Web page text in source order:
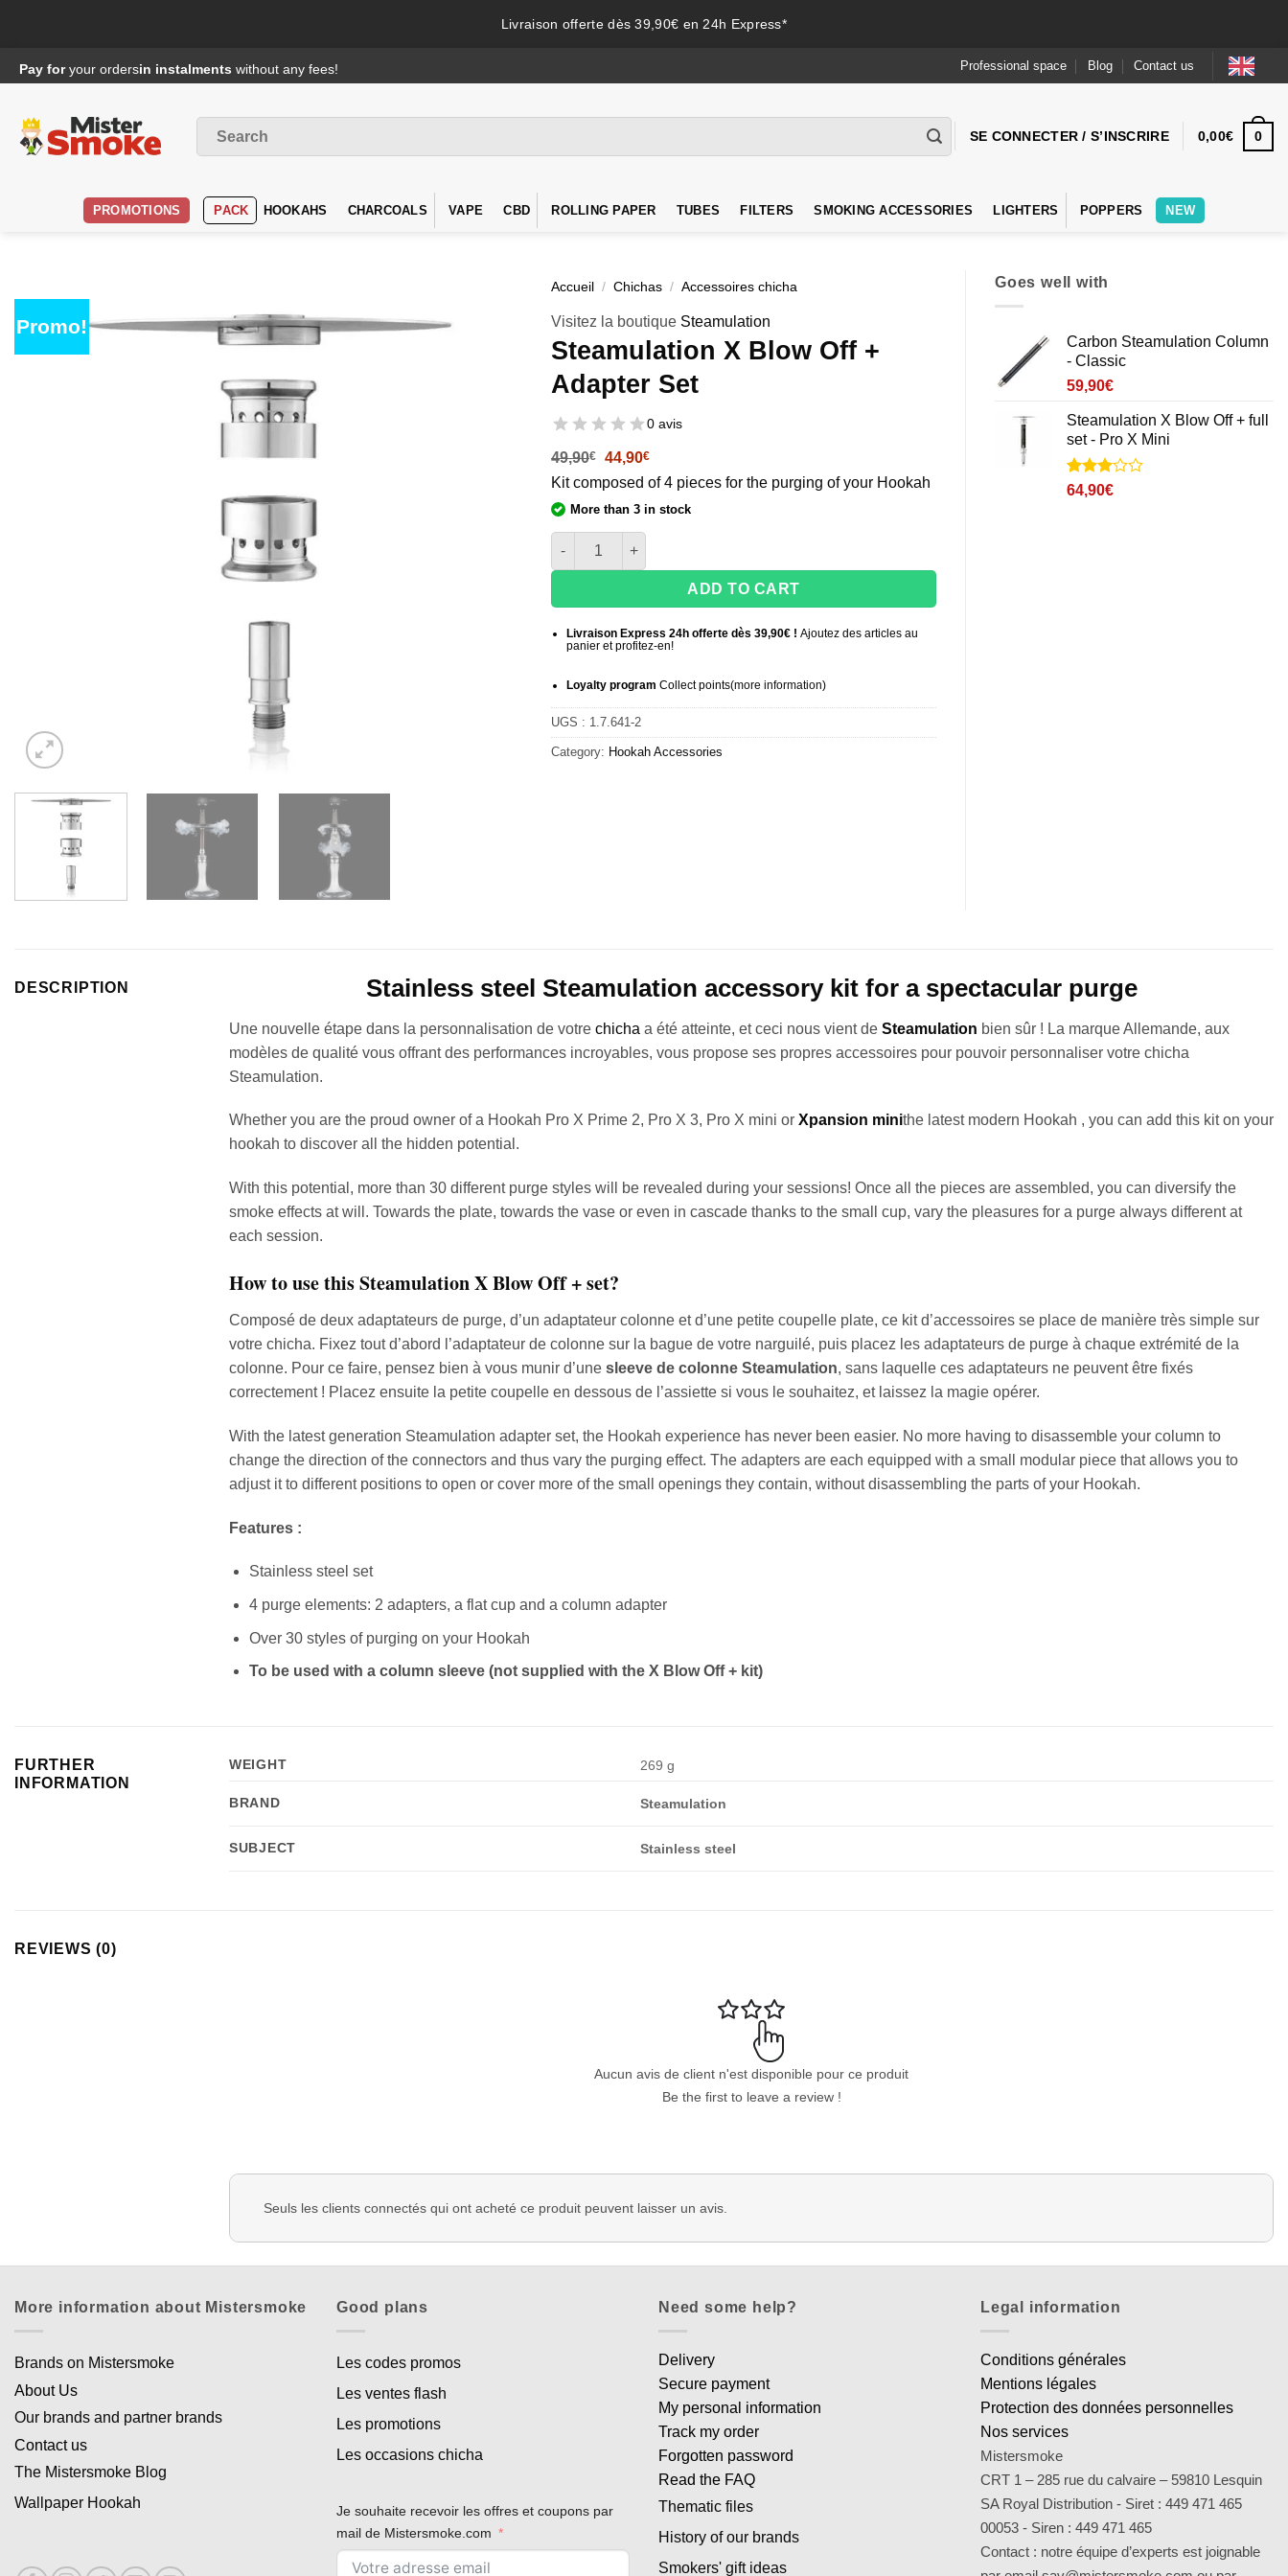
Livraison offerte dès 39,90€ en 24h Express*
au
Pay foryour ordersin instalments without any fees! Professional space Blog Contact us
SE CONNECTER / S’INSCRIRE 0,00€ 0
PROMOTIONS PACK HOOKAHS CHARCOALS VAPE CBD ROLLING PAPER TUBES FILTERS SMOKING ACCESSORIES LIGHTERS POPPERS NEW
Promo!
Accueil / Chichas / Accessoires chicha
Visitez la boutique Steamulation
Steamulation X Blow Off +
Adapter Set
0 avis
49,90€
Le
initial
était :
49,90€.
44,90€Le
actuel
est :
44,90€.
Kit composed of 4 pieces for the purging of your Hookah
More than 3 in stock
Steamulation X Blow Off + Adapter Set
ADD TO CART
Livraison Express 24h offerte dès 39,90€ ! Ajoutez des articles au
panier et profitez-en!
Loyalty program Collect points(more information)
UGS : 1.7.641-2
Category: Hookah Accessories
Goes well with
Carbon Steamulation Column
- Classic
59,90€
Steamulation X Blow Off + full
set - Pro X Mini
Noté3
sur 5
1
64,90€
DESCRIPTION Stainless steel Steamulation accessory kit for a spectacular purge
Une nouvelle étape dans la personnalisation de votre chicha a été atteinte, et ceci nous vient de Steamulation bien sûr ! La marque Allemande, aux
modèles de qualité vous offrant des performances incroyables, vous propose ses propres accessoires pour pouvoir personnaliser votre chicha
Steamulation.
Whether you are the proud owner of a Hookah Pro X Prime 2, Pro X 3, Pro X mini or Xpansion minithe latest modern Hookah , you can add this kit on your
hookah to discover all the hidden potential.
With this potential, more than 30 different purge styles will be revealed during your sessions! Once all the pieces are assembled, you can diversify the
smoke effects at will. Towards the plate, towards the vase or even in cascade thanks to the small cup, vary the pleasures for a purge always different at
each session.
How to use this Steamulation X Blow Off + set?
Composé de deux adaptateurs de purge, d’un adaptateur colonne et d’une petite coupelle plate, ce kit d’accessoires se place de manière très simple sur
votre chicha. Fixez tout d’abord l’adaptateur de colonne sur la bague de votre narguilé, puis placez les adaptateurs de purge à chaque extrémité de la
colonne. Pour ce faire, pensez bien à vous munir d’une sleeve de colonne Steamulation, sans laquelle ces adaptateurs ne peuvent être fixés
correctement ! Placez ensuite la petite coupelle en dessous de l’assiette si vous le souhaitez, et laissez la magie opérer.
With the latest generation Steamulation adapter set, the Hookah experience has never been easier. No more having to disassemble your column to
change the direction of the connectors and thus vary the purging effect. The adapters are each equipped with a small modular piece that allows you to
adjust it to different positions to open or cover more of the small openings they contain, without disassembling the parts of your Hookah.
Features :
Stainless steel set
4 purge elements: 2 adapters, a flat cup and a column adapter
Over 30 styles of purging on your Hookah
To be used with a column sleeve (not supplied with the X Blow Off + kit)
FURTHER
INFORMATION
WEIGHT 269 g
BRAND Steamulation
SUBJECT Stainless steel
REVIEWS (0)
Aucun avis de client n'est disponible pour ce produit
Be the first to leave a review !
Seuls les clients connectés qui ont acheté ce produit peuvent laisser un avis.
More information about Mistersmoke
Brands on Mistersmoke
About Us
Our brands and partner brands
Contact us
The Mistersmoke Blog
Wallpaper Hookah
Good plans
Les codes promos
Les ventes flash
Les promotions
Les occasions chicha
Je souhaite recevoir les offres et coupons par
mail de Mistersmoke.com
Need some help?
Delivery
Secure payment
My personal information
Track my order
Forgotten password
Read the FAQ
Thematic files
History of our brands
Smokers' gift ideas
Legal information
Conditions générales
Mentions légales
Protection des données personnelles
Nos services
Mistersmoke
CRT 1 – 285 rue du calvaire – 59810 Lesquin
SA Royal Distribution - Siret : 449 471 465
00053 - Siren : 449 471 465
Contact : notre équipe d’experts est joignable